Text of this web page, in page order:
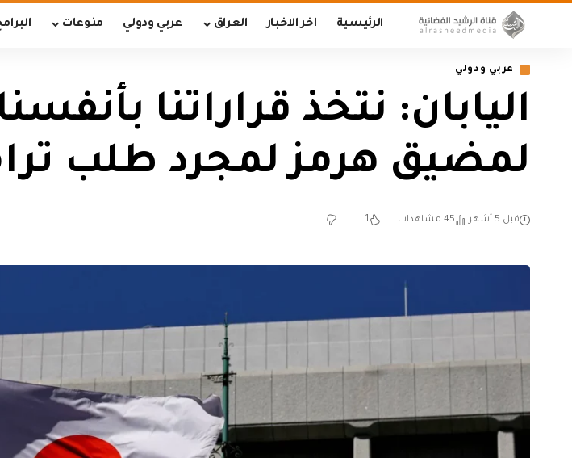
الرئيسية اخر الاخبار العراق عربي ودولي منوعات
عربي ودولي
اليابان: نتخذ قراراتنا
لمضيق هرمز لمجرد طلب
قبل 5 أشهر 45 مشاهدات 1